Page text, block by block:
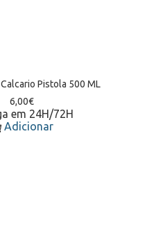
Pistola 500 ML
6,00€
em 24H/72H
Adicionar